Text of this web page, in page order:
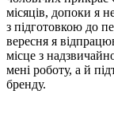
місяців, допоки я
з підготовкою до
вересня я
місце з
мені роботу, а й
бренду.